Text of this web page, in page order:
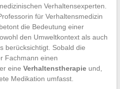
Verhaltensexperten.
für Verhaltensmedizin
die Bedeutung einer
den Umweltkontext als auch
berücksichtigt. Sobald die
Fachmann einen
eine Verhaltenstherapieund,
Medikation umfasst.